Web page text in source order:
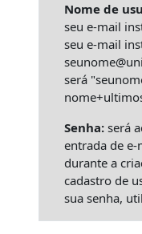
Nome de
seu e-mail
seu e-mail
será
Senha: será
entrada de e-
durante a
cadastro de
sua senha,